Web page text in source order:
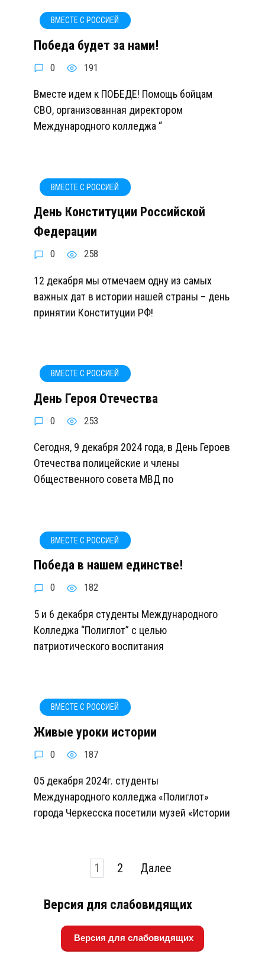
ВМЕСТЕ С РОССИЕЙ
Победа будет за нами!
0 191
Вместе идем к ПОБЕДЕ! Помощь бойцам
СВО, организованная директором
Международного колледжа “
ВМЕСТЕ С РОССИЕЙ
День Конституции Российской
Федерации
0 258
12 декабря мы отмечаем одну из самых
важных дат в истории нашей страны – день
принятии Конституции РФ!
ВМЕСТЕ С РОССИЕЙ
День Героя Отечества
0 253
Сегодня, 9 декабря 2024 года, в День Героев
Отечества полицейские и члены
Общественного совета МВД по
ВМЕСТЕ С РОССИЕЙ
Победа в нашем единстве!
0 182
5 и 6 декабря студенты Международного
Колледжа “Полиглот” с целью
патриотического воспитания
ВМЕСТЕ С РОССИЕЙ
Живые уроки истории
0 187
05 декабря 2024г. студенты
Международного колледжа «Полиглот»
города Черкесска посетили музей «Истории
1 2 Далее
Версия для слабовидящих
Версия для слабовидящих